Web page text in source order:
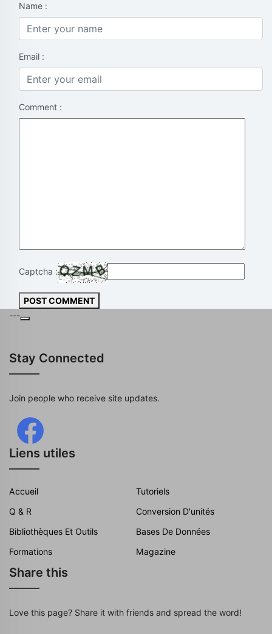
Name :
Email :
Comment :
Captcha :
POST COMMENT
---
Stay Connected
Join people who receive site updates.
Liens utiles
Accueil
Tutoriels
Q & R
Conversion D'unités
Bibliothèques Et Outils
Bases De Données
Formations
Magazine
Share this
Love this page? Share it with friends and spread the word!